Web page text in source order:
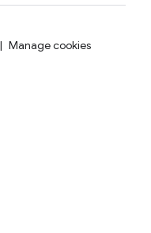
Manage cookies